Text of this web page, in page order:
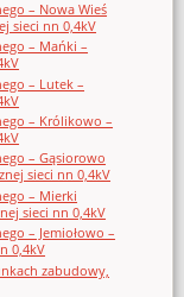
– Nowa Wieś
sieci nn 0,4kV
– Mańki –
– Lutek –
– Królikowo –
– Gąsiorowo
sieci nn 0,4kV
– Mierki
sieci nn 0,4kV
– Jemiołowo –
0,4kV
zabudowy,